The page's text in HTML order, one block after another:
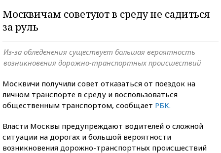
Москвичам советуют в среду не садиться
за руль
Из-за обледенения существует большая вероятность
возникновения дорожно-транспортных происшествий
Москвичи получили совет отказаться от поездок на
личном транспорте в среду и воспользоваться
общественным транспортом, сообщает РБК.
Власти Москвы предупреждают водителей о сложной
ситуации на дорогах и большой вероятности
возникновения дорожно-транспортных происшествий